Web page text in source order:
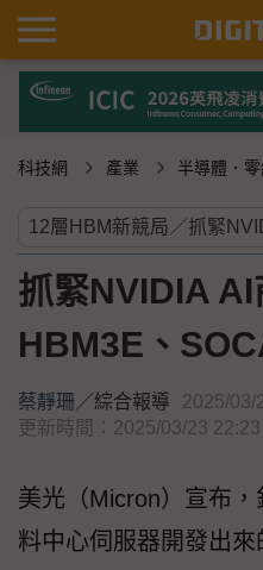
科技網 產業 半導體．
抓緊NVIDIA
HBM3E、
蔡靜珊／綜合報導
2025/03/
更新時間：2025/03/23 22:23
美光（Micron）宣布
料中心伺服器開發出